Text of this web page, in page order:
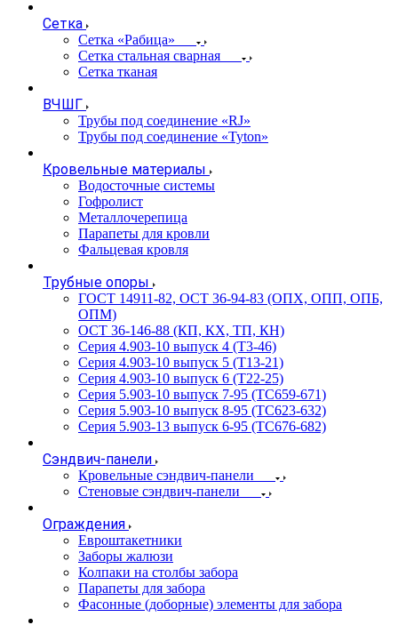
Сетка
Сетка «Рабица»
Сетка стальная сварная
Сетка тканая
ВЧШГ
Трубы под соединение «RJ»
Трубы под соединение «Tyton»
Кровельные материалы
Водосточные системы
Гофролист
Металлочерепица
Парапеты для кровли
Фальцевая кровля
Трубные опоры
ГОСТ 14911-82, ОСТ 36-94-83 (ОПХ, ОПП, ОПБ,
ОПМ)
ОСТ 36-146-88 (КП, КХ, ТП, КН)
Серия 4.903-10 выпуск 4 (Т3-46)
Серия 4.903-10 выпуск 5 (Т13-21)
Серия 4.903-10 выпуск 6 (Т22-25)
Серия 5.903-10 выпуск 7-95 (ТС659-671)
Серия 5.903-10 выпуск 8-95 (ТС623-632)
Серия 5.903-13 выпуск 6-95 (ТС676-682)
Сэндвич-панели
Кровельные сэндвич-панели
Стеновые сэндвич-панели
Ограждения
Евроштакетники
Заборы жалюзи
Колпаки на столбы забора
Парапеты для забора
Фасонные (доборные) элементы для забора